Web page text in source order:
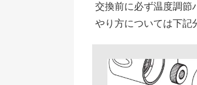
交換前に必ず温度調節
やり方については下記